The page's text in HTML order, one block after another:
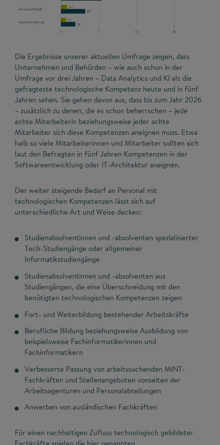
Die Ergebnisse unserer aktuellen Umfrage zeigen, dass
Unternehmen und Behörden – wie auch schon in der
Umfrage vor drei Jahren – Data Analytics und KI als die
gefragteste technologische Kompetenz heute und in fünf
Jahren sehen. Sie gehen davon aus, dass bis zum Jahr 2026
– zusätzlich zu denen, die es schon beherrschen – jede
achte Mitarbeiterin beziehungsweise jeder achte
Mitarbeiter sich diese Kompetenzen aneignen muss. Etwa
halb so viele Mitarbeiterinnen und Mitarbeiter sollten sich
laut den Befragten in fünf Jahren Kompetenzen in der
Softwareentwicklung oder IT-Architektur aneignen.
Der weiter steigende Bedarf an Personal mit
technologischen Kompetenzen lässt sich auf
unterschiedliche Art und Weise decken:
Studienabsolventinnen und -absolventen spezialisierter
Tech-Studiengänge oder allgemeiner
Informatikstudiengänge
Studienabsolventinnen und -absolventen aus
Studiengängen, die eine Überschneidung mit den
benötigten technologischen Kompetenzen zeigen
Fort- und Weiterbildung bestehender Arbeitskräfte
Berufliche Bildung beziehungsweise Ausbildung von
beispielsweise Fachinformatikerinnen und
Fachinformatikern
Verbesserte Passung von arbeitssuchenden MINT-
Fachkräften und Stellenangeboten vonseiten der
Arbeitsagenturen und Personalabteilungen
Anwerben von ausländischen Fachkräften
Für einen nachhaltigen Zufluss technologisch gebildeter